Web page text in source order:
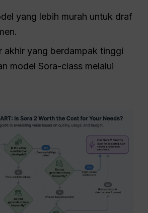
yang lebih murah untuk draf
akhir yang berdampak tinggi
model Sora-class melalui